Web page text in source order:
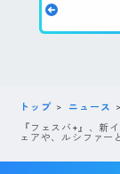
トップ ニュース
『フェスバ+』、新
ェアや、ルシファー